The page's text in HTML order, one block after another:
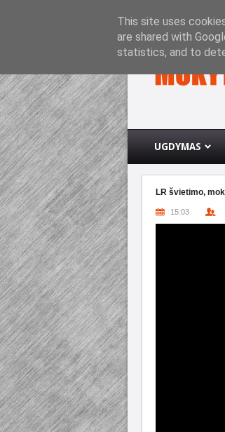
UGDYMAS
LR švietimo,
15:03
This site uses
are shared with
statistics, and to